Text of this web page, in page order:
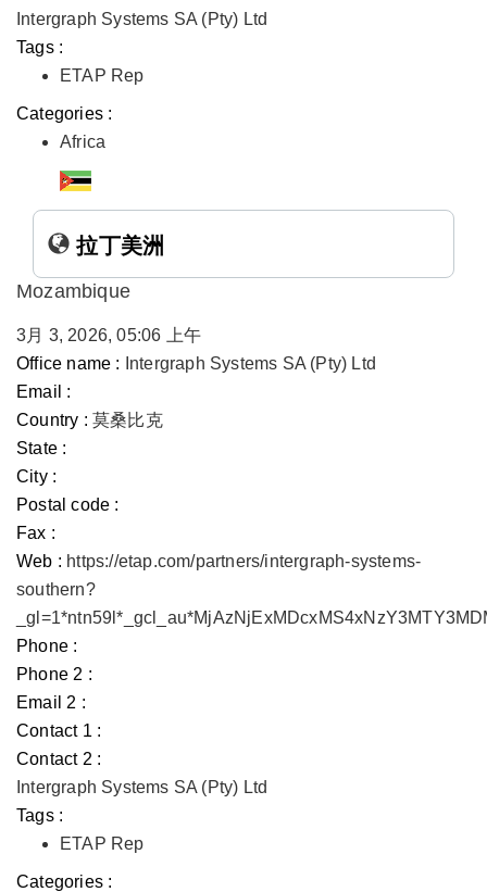
Intergraph Systems SA (Pty) Ltd
Tags :
ETAP Rep
Categories :
Africa
拉丁美洲
Mozambique
3月 3, 2026, 05:06 上午
Office name :
Intergraph Systems SA (Pty) Ltd
Email :
Country : 莫桑比克
State :
City :
Postal code :
Fax :
Web : https://etap.com/partners/intergraph-systems-
southern?
Phone :
Phone 2 :
Email 2 :
Contact 1 :
Contact 2 :
Intergraph Systems SA (Pty) Ltd
Tags :
ETAP Rep
Categories :